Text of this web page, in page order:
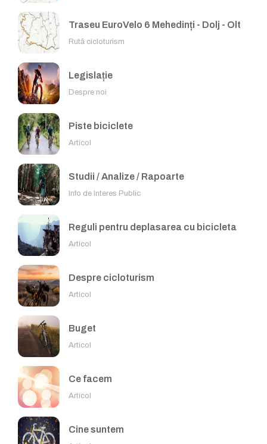
Traseu EuroVelo 6 Mehedinți - Dolj - Olt
Rută cicloturism
Legislație
Despre noi
Piste biciclete
Articol
Studii / Analize / Rapoarte
Info de Interes Public
Reguli pentru deplasarea cu bicicleta
Articol
Despre cicloturism
Articol
Buget
Articol
Ce facem
Articol
Cine suntem